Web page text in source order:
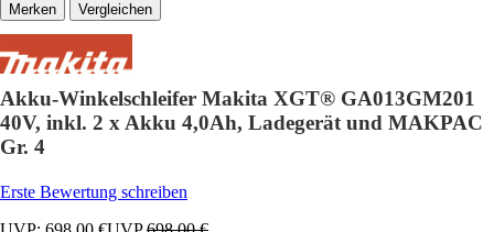
Vergleichen
Akku-Winkelschleifer Makita XGT® GA013GM201
40V, inkl. 2 x Akku 4,0Ah, Ladegerät und MAKPAC
Gr. 4
Erste Bewertung schreiben